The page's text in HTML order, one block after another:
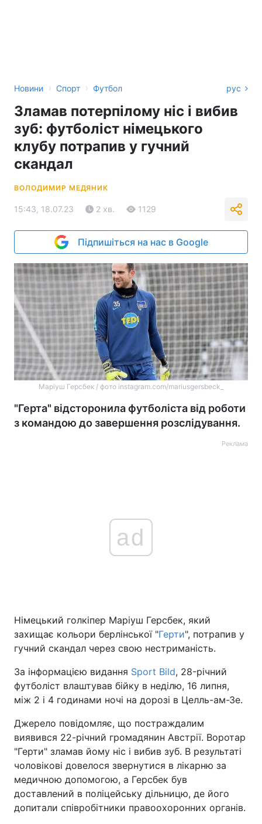
Новини › Спорт › Футбол рус
Зламав потерпілому ніс і вибив
зуб: футболіст німецького
клубу потрапив у гучний
скандал
ВОЛОДИМИР МЕДЯНИК
15:43, 18.07.23 2 хв. 1129
Підпишіться на нас в Google
Маріуш Герсбек / фото instagram.com/mariusgersbeck_
"Герта" відсторонила футболіста від роботи
з командою до завершення розслідування.
Реклама
ad
Німецький голкіпер Маріуш Герсбек, який
захищає кольори берлінської "Герти", потрапив у
гучний скандал через свою нестриманість.
За інформацією видання Sport Bild, 28-річний
футболіст влаштував бійку в неділю, 16 липня,
між 2 і 4 годинами ночі на дорозі в Целль-ам-Зе.
Джерело повідомляє, що постраждалим
виявився 22-річний громадянин Австрії. Воротар
"Герти" зламав йому ніс і вибив зуб. В результаті
чоловікові довелося звернутися в лікарню за
медичною допомогою, а Герсбек був
доставлений в поліцейську дільницю, де його
допитали співробітники правоохоронних органів.